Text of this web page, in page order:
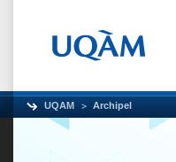
UQAM Archipel